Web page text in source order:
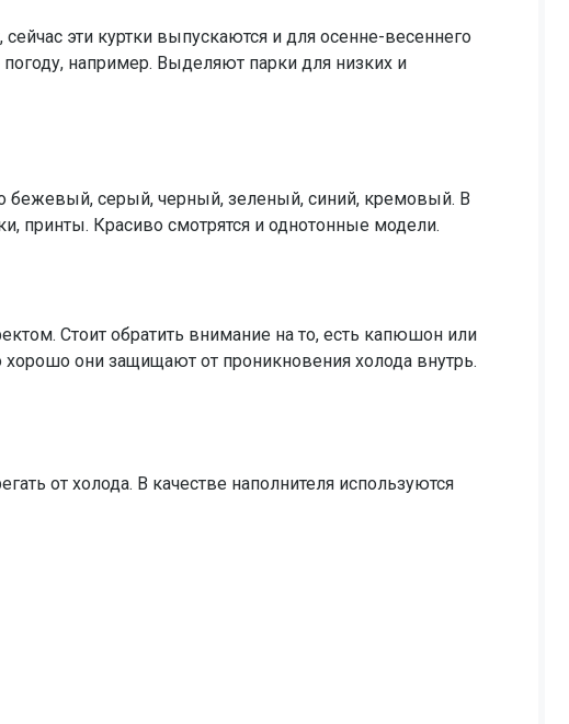
эти куртки выпускаются и для осенне-весеннего
например. Выделяют парки для низких и
бежевый, серый, черный, зеленый, синий, кремовый. В
принты. Красиво смотрятся и однотонные модели.
Стоит обратить внимание на то, есть капюшон или
они защищают от проникновения холода внутрь.
от холода. В качестве наполнителя используются